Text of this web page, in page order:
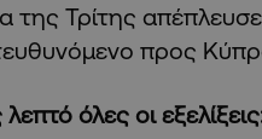
της Τρίτης
προς
όλες οι